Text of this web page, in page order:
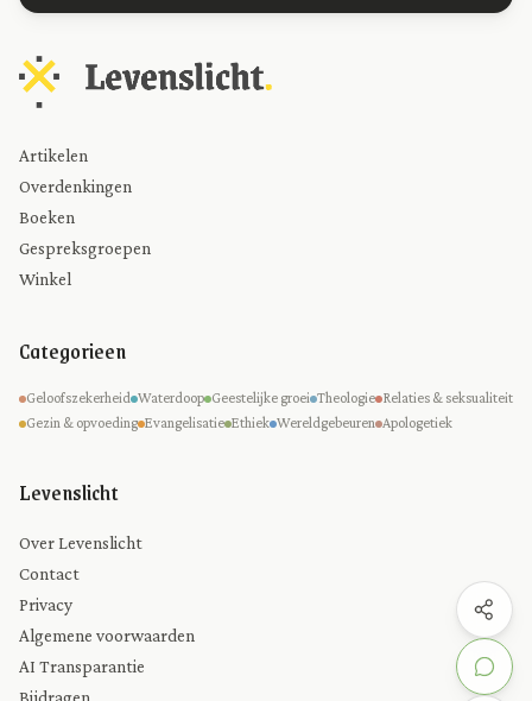
Artikelen
Overdenkingen
Boeken
Gespreksgroepen
Winkel
Categorieen
Geloofszekerheid Waterdoop Geestelijke groei Theologie Relaties & seksualiteit
Gezin & opvoeding Evangelisatie Ethiek Wereldgebeuren Apologetiek
Levenslicht
Over Levenslicht
Contact
Privacy
Algemene voorwaarden
AI Transparantie